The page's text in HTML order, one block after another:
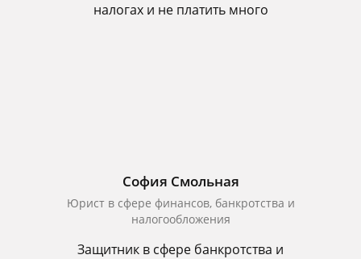
налогах и не платить много
София Смольная
Юрист в сфере финансов, банкротства и
налогообложения
Защитник в сфере банкротства и